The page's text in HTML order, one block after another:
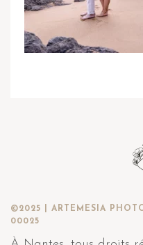
©2025 | ARTEMESIA
00025